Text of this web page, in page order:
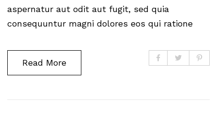
aspernatur aut odit aut fugit, sed quia
consequuntur magni dolores eos qui ratione
Read More